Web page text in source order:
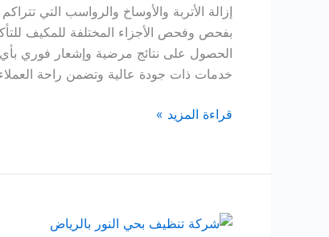
إزالة الأتربة والأوساخ والرواسب التي
بفحص وفحص الأجزاء المختلفة للمكيف
الحصول على نتائج مرضية وإشعار فوري
خدمات ذات جودة عالية وتضمن راحة
قراءة المزيد »
شركة